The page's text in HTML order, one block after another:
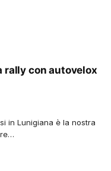
rally con autovelox
in Lunigiana è la nostra